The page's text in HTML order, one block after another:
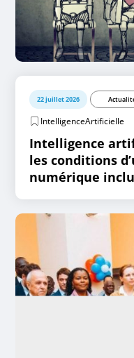
22 juillet 2026
IntelligenceArtificielle
Intelligence
les conditions
numérique